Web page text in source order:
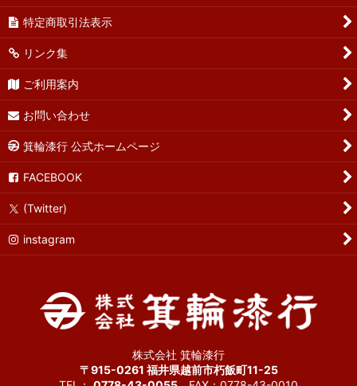
特定商取引法表示
リンク集
ご利用案内
お問い合わせ
箕輪漆行 公式ホームページ
FACEBOOK
(Twitter)
instagram
株式会社 箕輪漆行
〒915-0261 福井県越前市朽飯町11-25